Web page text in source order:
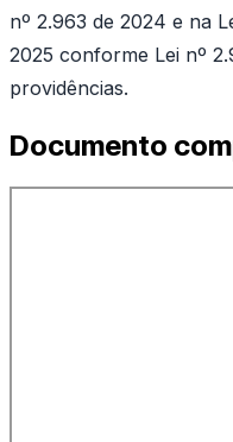
nº 2.963 de 2024 e na
2025 conforme Lei nº
providências.
Documento